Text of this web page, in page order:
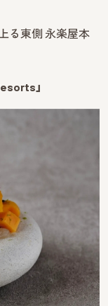
る東側 永楽屋本
」